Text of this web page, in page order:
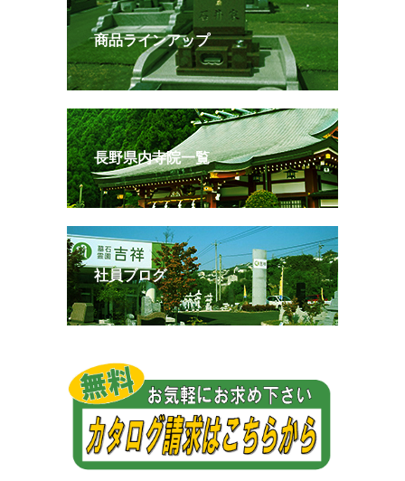
商品ラインアップ
長野県内寺院一覧
社員ブログ